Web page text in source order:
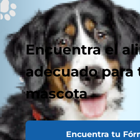
Encuentra el
adecuado para
mascota
Encuentra tu